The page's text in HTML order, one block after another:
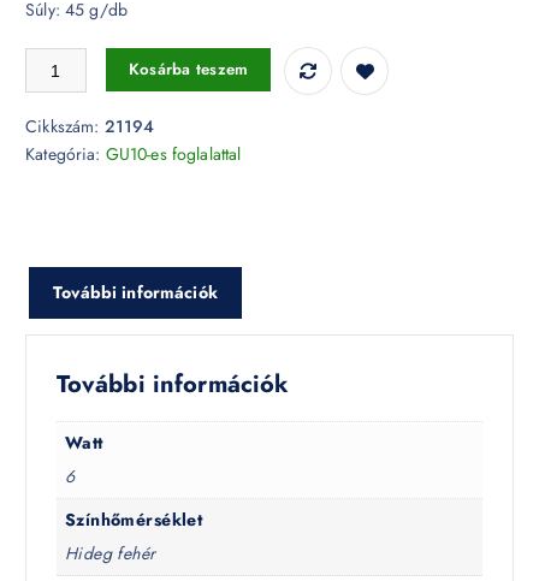
Súly: 45 g/db
6W LED spotlámpa Samsung chip GU10 lencsés 110° 6500K - 21194
Kosárba teszem
Cikkszám: 21194
Kategória: GU10-es foglalattal
További információk
További információk
Watt
6
Színhőmérséklet
Hideg fehér